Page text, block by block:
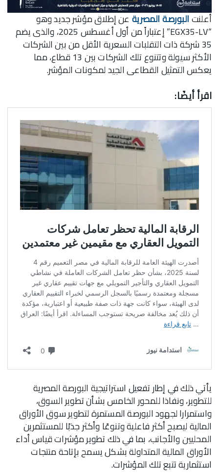
أعلنتالبورصة المصرية عن إطلاق مؤشر جديد وهو
“EGX35-LV” إعتباراً من أول أغسطس 2025، والذى يضم
35 شركة ذات التقلبات السعرية الأقل من بين الشركات
الأكثر سيولة وتتنوع تلك الشركات بين 13 قطاع، مما
يعكس التمثيل القطاعى الجيد لمكونات المؤشر.
اقرأ أيضًا:
يأتي ذلك في إطار تفعيل استراتيجية البورصة المصرية
للتطوير، ونفاذا للمحور الخامس بشأن تطوير السوق،
واستمرارا لجهود البورصة المستمرة لتطوير سوق الأوراق
المالية ليصبح أكثر فاعلية وتنوعًا وأكثر جذبًا للمستثمرين
المحليين والأجانب، بما في ذلك تطوير مؤشرات قياس أداء
الأوراق المالية المتداولة بشكل يسمح بإتاحة منتجات
استثمارية تتبع تلك المؤشرات.